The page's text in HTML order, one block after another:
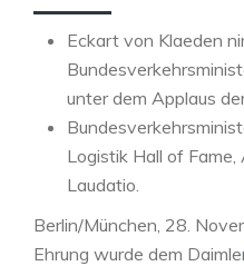
Eckart von Klaeden
unter dem Applaus
Logistik Hall of
Laudatio.
Berlin/München, 28.
Ehrung wurde dem